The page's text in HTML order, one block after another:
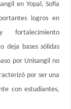
en Yopal, Sofía
logros en
fortalecimiento
deja bases sólidas
por Unisangil no
por ser una
con estudiantes,